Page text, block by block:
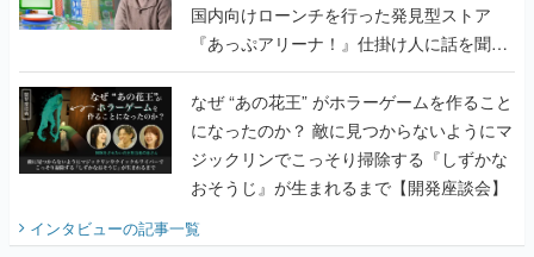
国内向けローンチを行った発見型ストア
『あっぷアリーナ！』仕掛け人に話を聞い
てみた
なぜ “あの花王” がホラーゲームを作ること
になったのか？ 敵に見つからないようにマ
ジックリンでこっそり掃除する『しずかな
おそうじ』が生まれるまで【開発座談会】
インタビューの記事一覧